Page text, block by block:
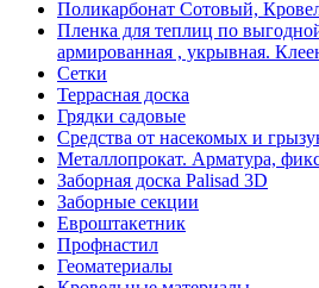
Поликарбонат Сотовый,
Пленка для теплиц по
армированная , укрывная.
Сетки
Террасная доска
Грядки садовые
Средства от насекомых и
Металлопрокат. Арматура,
Заборная доска Palisad 3D
Заборные секции
Евроштакетник
Профнастил
Геоматериалы